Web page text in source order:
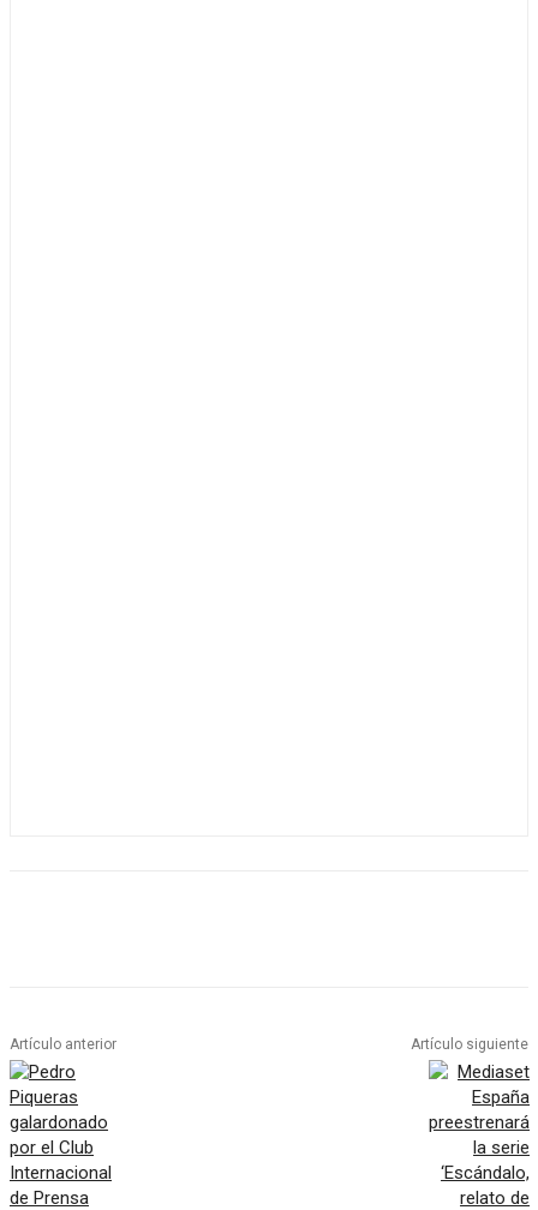
Artículo anterior Artículo siguiente